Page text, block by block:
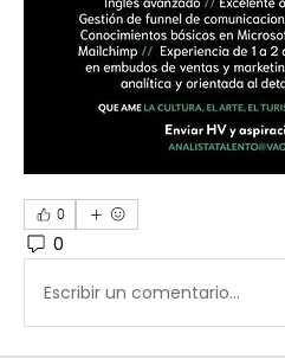
0
0
Escribir un comentario...